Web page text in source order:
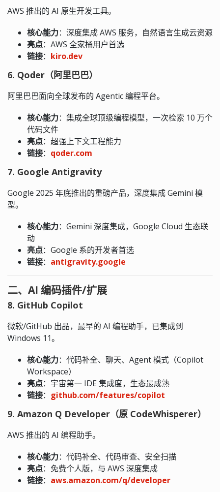
AWS 推出的 AI 原生开发工具。
核心能力：深度集成 AWS 服务，自然语言生成云资源
亮点：AWS 全家桶用户首选
链接： kiro.dev
6. Qoder（阿里巴巴）
阿里巴巴面向全球发布的 Agentic 编程平台。
核心能力：集成全球顶级编程模型，一次检索 10 万个
代码文件
亮点：超强上下文工程能力
链接： qoder.com
7. Google Antigravity
Google 2025 年底推出的重磅产品，深度集成 Gemini 模
型。
核心能力：Gemini 深度集成，Google Cloud 生态联
动
亮点：Google 系的开发者首选
链接： antigravity.google
二、AI 编码插件/扩展
8. GitHub Copilot
微软/GitHub 出品，最早的 AI 编程助手，已集成到
Windows 11。
核心能力：代码补全、聊天、Agent 模式（Copilot
Workspace）
亮点：宇宙第一 IDE 集成度，生态最成熟
链接： github.com/features/copilot
9. Amazon Q Developer（原 CodeWhisperer）
AWS 推出的 AI 编程助手。
核心能力：代码补全、代码审查、安全扫描
亮点：免费个人版，与 AWS 深度集成
链接： aws.amazon.com/q/developer